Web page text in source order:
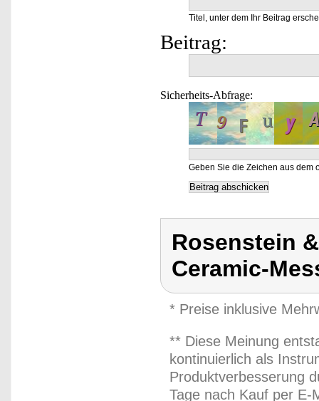
Titel, unter dem Ihr Beitrag
Beitrag:
Sicherheits-Abfrage:
Geben Sie die Zeichen aus dem
Rosenstein
Ceramic-
* Preise inklusive
** Diese Meinung
kontinuierlich als
Produktverbesserung
Tage nach Kauf per E-